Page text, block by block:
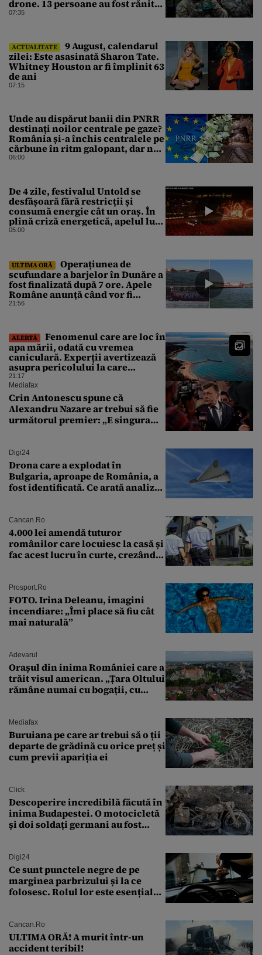
drone. 13 persoane au fost rănite
și mai multe clădiri, incendiate
07:35
ACTUALITATE
9 August, calendarul
zilei: Este asasinată Sharon Tate.
Whitney Houston ar fi împlinit 63
de ani
07:15
Unde au dispărut banii din PNRR
destinați noilor centrale pe gaze?
România și-a închis centralele pe
cărbune în ritm galopant, dar nu
a pus nimic în loc. 20 milioane de
06:00
De 4 zile, festivalul Untold se
desfășoară fără restricții și
consumă energie cât un oraș. În
plină criză energetică, apelul lui
Bolojan de economisire a
partid, Emil Boc
05:00
ULTIMA ORĂ
Operațiunea de
scufundare a barjelor în Dunăre a
fost finalizată după 7 ore. Apele
Române anunță când vor fi
simțite efectele
21:56
ALERTĂ
Fenomenul care are loc în
apa mării, odată cu vremea
caniculară. Experții avertizează
asupra pericolului la care
oamenii pot fi expuși
21:17
Mediafax
Crin Antonescu spune că
Alexandru Nazare ar trebui să fie
următorul premier: „E singura
Digi24
Drona care a explodat în
Bulgaria, aproape de România, a
fost identificată. Ce arată analiza
Cancan.ro
4.000 lei amendă tuturor
românilor care locuiesc la casă și
fac acest lucru în curte, crezând
Prosport.ro
FOTO. Irina Deleanu, imagini
incendiare: „Îmi place să fiu cât
mai naturală”
Adevarul
Orașul din inima României care a
trăit visul american. „Țara Oltului
rămâne numai cu bogații, cu
Mediafax
Buruiana pe care ar trebui să o ții
departe de grădină cu orice preț și
cum previi apariția ei
Click
Descoperire incredibilă făcută în
inima Budapestei. O motocicletă
și doi soldați germani au fost
Digi24
Ce sunt punctele negre de pe
marginea parbrizului și la ce
folosesc. Rolul lor este esențial
Cancan.ro
ULTIMA ORĂ! A murit într-un
accident teribil!